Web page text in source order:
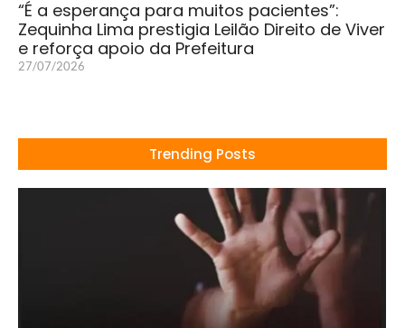
“É a esperança para muitos pacientes”:
Zequinha Lima prestigia Leilão Direito de Viver
e reforça apoio da Prefeitura
27/07/2026
Trending Posts